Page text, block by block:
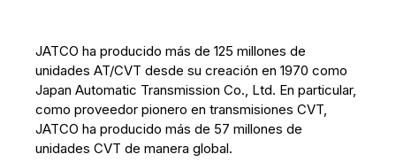
JATCO ha producido más de 125 millones de
unidades AT/CVT desde su creación en 1970 como
Japan Automatic Transmission Co., Ltd. En particular,
como proveedor pionero en transmisiones CVT,
JATCO ha producido más de 57 millones de
unidades CVT de manera global.